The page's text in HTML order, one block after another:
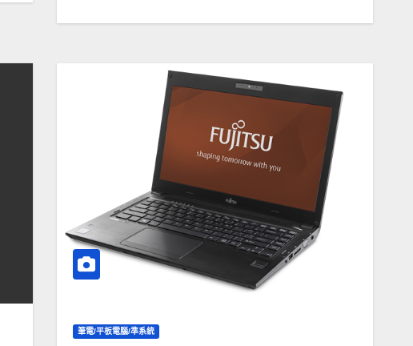
筆電/平板電腦/準系統